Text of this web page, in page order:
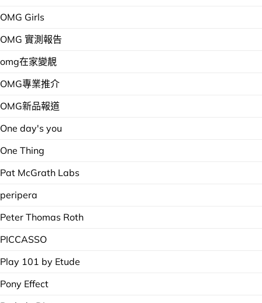
OMG Girls
OMG 實測報告
omg在家變靚
OMG專業推介
OMG新品報道
One day's you
One Thing
Pat McGrath Labs
peripera
Peter Thomas Roth
PICCASSO
Play 101 by Etude
Pony Effect